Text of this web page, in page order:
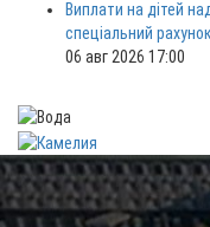
Виплати на дітей
спеціальний рахунок
06 авг 2026 17:00